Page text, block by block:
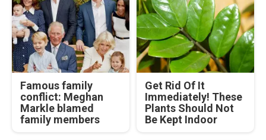
Famous family
conflict: Meghan
Markle blamed
family members
Get Rid Of It
Immediately! These
Plants Should Not
Be Kept Indoor